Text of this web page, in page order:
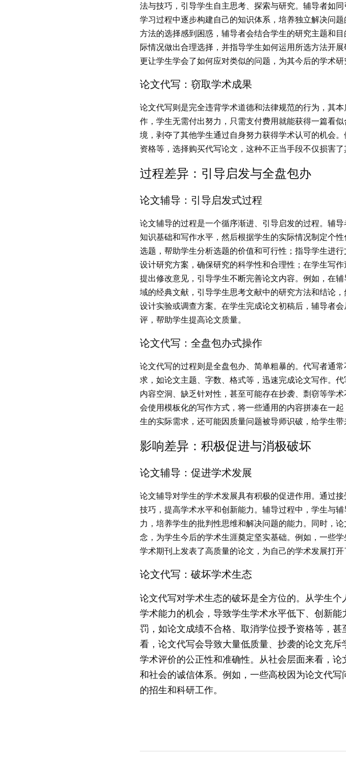
法与技巧，引导学生自主思考、探索与研究。辅导者如
学习过程中逐步构建自己的知识体系，培养独立解决问
方法的选择感到困惑，辅导者会结合学生的研究主题和
际情况做出合理选择，并指导学生如何运用所选方法开
更让学生学会了如何应对类似的问题，为其今后的学术研
论文代写：窃取学术成果
论文代写则是完全违背学术道德和法律规范的行为，其
作，学生无需付出努力，只需支付费用就能获得一篇看
境，剥夺了其他学生通过自身努力获得学术认可的机会
资格等，选择购买代写论文，这种不正当手段不仅损害
过程差异：引导启发与全盘包办
论文辅导：引导启发式过程
论文辅导的过程是一个循序渐进、引导启发的过程。辅
知识基础和写作水平，然后根据学生的实际情况制定个
选题，帮助学生分析选题的价值和可行性；指导学生进
设计研究方案，确保研究的科学性和合理性；在学生写
提出修改意见，引导学生不断完善论文内容。例如，在
域的经典文献，引导学生思考文献中的研究方法和结论
设计实验或调查方案。在学生完成论文初稿后，辅导者
评，帮助学生提高论文质量。
论文代写：全盘包办式操作
论文代写的过程则是全盘包办、简单粗暴的。代写者通
求，如论文主题、字数、格式等，迅速完成论文写作。
内容空洞、缺乏针对性，甚至可能存在抄袭、剽窃等学
会使用模板化的写作方式，将一些通用的内容拼凑在一
生的实际需求，还可能因质量问题被导师识破，给学生带
影响差异：积极促进与消极破坏
论文辅导：促进学术发展
论文辅导对学生的学术发展具有积极的促进作用。通过
技巧，提高学术水平和创新能力。辅导过程中，学生与
力，培养学生的批判性思维和解决问题的能力。同时，
念，为学生今后的学术生涯奠定坚实基础。例如，一些
学术期刊上发表了高质量的论文，为自己的学术发展打开
论文代写：破坏学术生态
论文代写对学术生态的破坏是全方位的。从学生
学术能力的机会，导致学生学术水平低下、创新
罚，如论文成绩不合格、取消学位授予资格等，
看，论文代写会导致大量低质量、抄袭的论文充
学术评价的公正性和准确性。从社会层面来看，
和社会的诚信体系。例如，一些高校因为论文代
的招生和科研工作。